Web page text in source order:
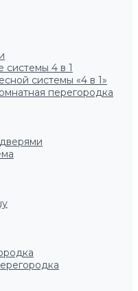
4 в 1
системы «4 в 1»
перегородка